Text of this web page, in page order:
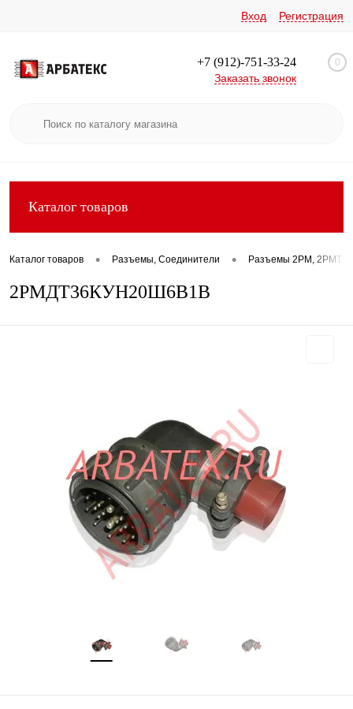
Вход Регистрация
+7 (912)-751-33-24
Заказать звонок
0
Каталог товаров
Каталог товаров • Разъемы, Соединители • Разъемы 2РМ, 2РМТ,
2РМДТ36КУН20Ш6В1В